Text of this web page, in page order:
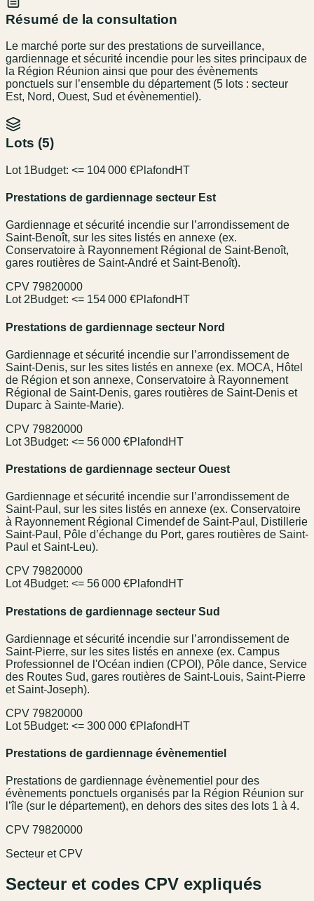
Résumé de la consultation
Le marché porte sur des prestations de surveillance,
gardiennage et sécurité incendie pour les sites principaux de
la Région Réunion ainsi que pour des évènements
ponctuels sur l’ensemble du département (5 lots : secteur
Est, Nord, Ouest, Sud et évènementiel).
Lots (5)
Lot 1Budget: <= 104 000 €Plafond HT
Prestations de gardiennage secteur Est
Gardiennage et sécurité incendie sur l’arrondissement de
Saint-Benoît, sur les sites listés en annexe (ex.
Conservatoire à Rayonnement Régional de Saint-Benoît,
gares routières de Saint-André et Saint-Benoît).
CPV 79820000
Lot 2Budget: <= 154 000 €Plafond HT
Prestations de gardiennage secteur Nord
Gardiennage et sécurité incendie sur l’arrondissement de
Saint-Denis, sur les sites listés en annexe (ex. MOCA, Hôtel
de Région et son annexe, Conservatoire à Rayonnement
Régional de Saint-Denis, gares routières de Saint-Denis et
Duparc à Sainte-Marie).
CPV 79820000
Lot 3Budget: <= 56 000 €Plafond HT
Prestations de gardiennage secteur Ouest
Gardiennage et sécurité incendie sur l’arrondissement de
Saint-Paul, sur les sites listés en annexe (ex. Conservatoire
à Rayonnement Régional Cimendef de Saint-Paul, Distillerie
Saint-Paul, Pôle d’échange du Port, gares routières de Saint-
Paul et Saint-Leu).
CPV 79820000
Lot 4Budget: <= 56 000 €Plafond HT
Prestations de gardiennage secteur Sud
Gardiennage et sécurité incendie sur l’arrondissement de
Saint-Pierre, sur les sites listés en annexe (ex. Campus
Professionnel de l'Océan indien (CPOI), Pôle dance, Service
des Routes Sud, gares routières de Saint-Louis, Saint-Pierre
et Saint-Joseph).
CPV 79820000
Lot 5Budget: <= 300 000 €Plafond HT
Prestations de gardiennage évènementiel
Prestations de gardiennage évènementiel pour des
évènements ponctuels organisés par la Région Réunion sur
l’île (sur le département), en dehors des sites des lots 1 à 4.
CPV 79820000
Secteur et CPV
Secteur et codes CPV expliqués